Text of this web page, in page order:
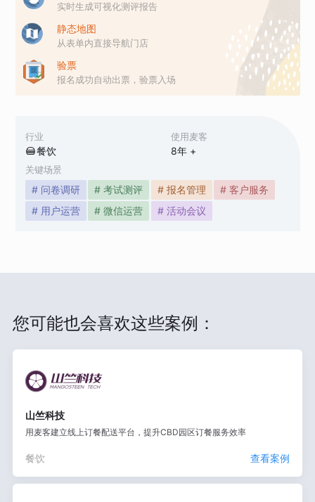
行业
餐饮
使用麦客
8年 +
关键场景
# 问卷调研 # 考试测评 # 报名管理
# 客户服务
# 用户运营
# 微信运营 # 活动会议
实时生成可视化测评报告
静态地图
从表单内直接导航门店
验票
报名成功自动出票，验票入场
您可能也会喜欢这些案例：
山竺科技
用麦客建立线上订餐配送平台，提升CBD园区订餐服务效率
餐饮 查看案例